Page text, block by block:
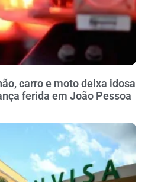
carro e moto deixa idosa
ferida em João Pessoa